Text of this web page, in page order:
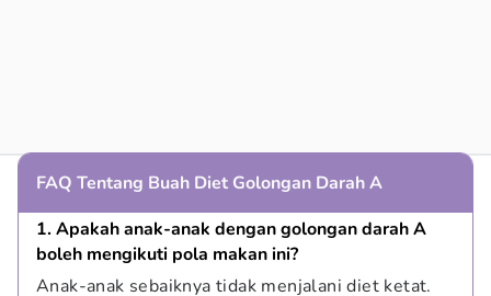
FAQ Tentang Buah Diet Golongan Darah A
1. Apakah anak-anak dengan golongan darah A
boleh mengikuti pola makan ini?
Anak-anak sebaiknya tidak menjalani diet ketat.